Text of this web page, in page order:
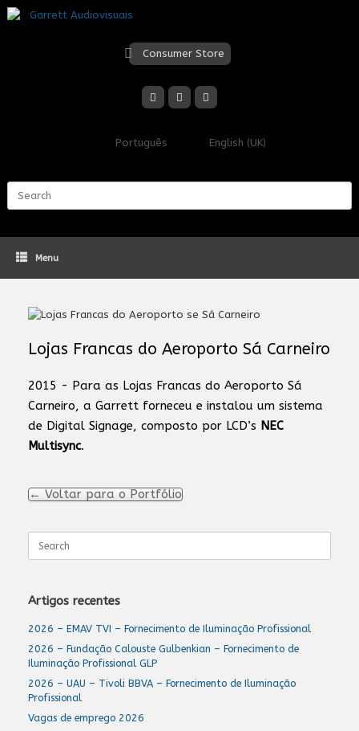
Skip
to
Consumer Store
Português English (UK)
Menu
Lojas Francas do Aeroporto Sá Carneiro
2015 - Para as Lojas Francas do Aeroporto Sá
Carneiro, a Garrett forneceu e instalou um sistema
de Digital Signage, composto por LCD’s NEC
Multisync.
← Voltar para o Portfólio
for:
Artigos recentes
2026 – EMAV TVI – Fornecimento de Iluminação Profissional
2026 – Fundação Calouste Gulbenkian – Fornecimento de
Iluminação Profissional GLP
2026 – UAU – Tivoli BBVA – Fornecimento de Iluminação
Profissional
Vagas de emprego 2026